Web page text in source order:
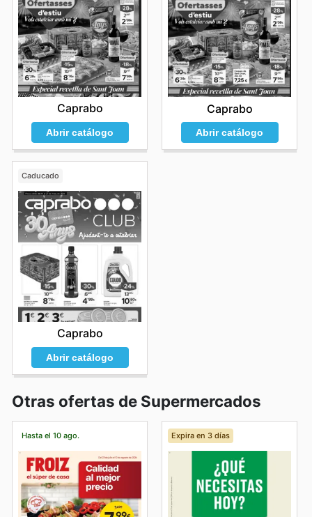
Caprabo
Abrir catálogo
Caprabo
Abrir catálogo
Caducado
Caprabo
Abrir catálogo
Otras ofertas de Supermercados
Hasta el 10 ago. Expira en 3 días